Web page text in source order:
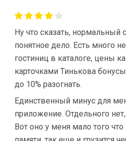
Ну что сказать, нормальный
понятное дело. Есть много
гостиниц в каталоге, цены
карточками Тинькова
до 10% разогнать.
Единственный минус для
приложение. Отдельного
Вот оно у меня мало того